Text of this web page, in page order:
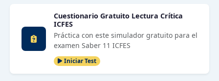
Cuestionario Gratuito Lectura Crítica
ICFES
Práctica con este simulador gratuito para el
examen Saber 11 ICFES
Iniciar Test